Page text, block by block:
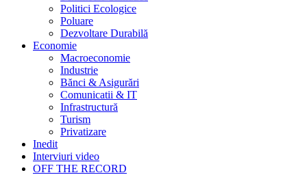
Politici Ecologice
Poluare
Dezvoltare Durabilă
Economie
Macroeconomie
Industrie
Bănci & Asigurări
Comunicatii & IT
Infrastructură
Turism
Privatizare
Inedit
Interviuri video
OFF THE RECORD